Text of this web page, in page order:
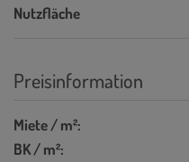
Nutzfläche
Preisinformation
Miete / m²:
BK / m²: